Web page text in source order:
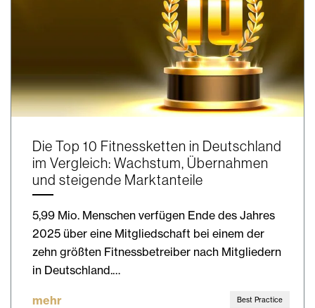
Die Top 10 Fitnessketten in Deutschland
im Vergleich: Wachstum, Übernahmen
und steigende Marktanteile
5,99 Mio. Menschen verfügen Ende des Jahres
2025 über eine Mitgliedschaft bei einem der
zehn größten Fitnessbetreiber nach Mitgliedern
in Deutschland.…
mehr Best Practice